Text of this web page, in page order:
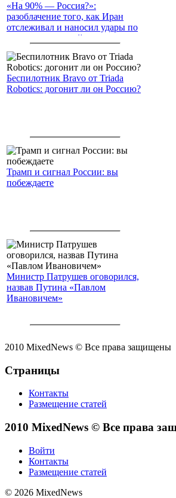
«На 90% — Россия?»:
разоблачение того, как Иран
отслеживал и наносил удары по
американским войскам
Беспилотник Bravo от Triada
Robotics: догонит ли он Россию?
Трамп и сигнал России: вы
побеждаете
Министр Патрушев оговорился,
назвав Путина «Павлом
Ивановичем»
2010 MixedNews © Все права защищены
Страницы
Контакты
Размещение статей
2010 MixedNews © Все права
Войти
Контакты
Размещение статей
© 2026 MixedNews